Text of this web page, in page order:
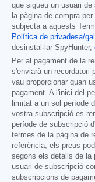
que sigueu un usuari
la pàgina de compra
subjecta a aquests
Política de privadesa/
desinstal·lar SpyHunter,
Per al pagament de la
s'enviarà un recordatori
vau proporcionar quan
pagament. A l'inici del
limitat a un sol període
vostra subscripció es
període de subscripció
termes de la pàgina de
referència; els preus
segons els detalls de la
usuari de subscripció
subscripcions de